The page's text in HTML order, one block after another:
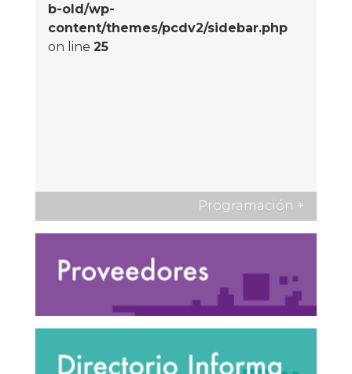
b-old/wp-
content/themes/pcdv2/sidebar.php
on line 25
Programación +